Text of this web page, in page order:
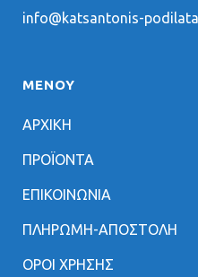
info@katsantonis-
ΜΕΝΟΥ
ΑΡΧΙΚΗ
ΠΡΟΪΟΝΤΑ
ΕΠΙΚΟΙΝΩΝΙΑ
ΠΛΗΡΩΜΗ-ΑΠΟΣΤΟΛΗ
ΟΡΟΙ ΧΡΗΣΗΣ